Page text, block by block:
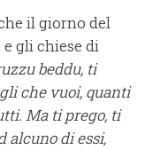
il giorno del
gli chiese di
beddu, ti
che vuoi, quanti
Ma ti prego, ti
alcuno di essi,